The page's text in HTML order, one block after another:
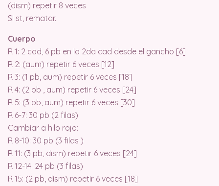
(dism) repetir 8 veces
Sl st, rematar.
Cuerpo
R 1: 2 cad, 6 pb en la 2da cad desde el gancho [6]
R 2: (aum) repetir 6 veces [12]
R 3: (1 pb, aum) repetir 6 veces [18]
R 4: (2 pb , aum) repetir 6 veces [24]
R 5: (3 pb, aum) repetir 6 veces [30]
R 6-7: 30 pb (2 filas)
Cambiar a hilo rojo:
R 8-10: 30 pb (3 filas )
R 11: (3 pb, dism) repetir 6 veces [24]
R 12-14: 24 pb (3 filas)
R 15: (2 pb, dism) repetir 6 veces [18]